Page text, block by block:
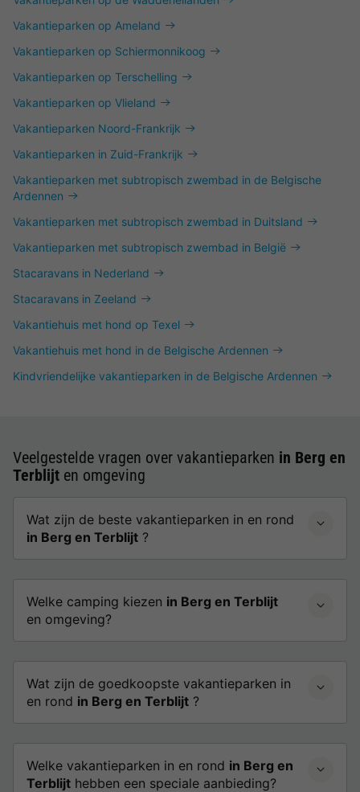
Vakantieparken op Ameland
Vakantieparken op Schiermonnikoog
Vakantieparken op Terschelling
Vakantieparken op Vlieland
Vakantieparken Noord-Frankrijk
Vakantieparken in Zuid-Frankrijk
Vakantieparken met subtropisch zwembad in de Belgische
Ardennen
Vakantieparken met subtropisch zwembad in Duitsland
Vakantieparken met subtropisch zwembad in België
Stacaravans in Nederland
Stacaravans in Zeeland
Vakantiehuis met hond op Texel
Vakantiehuis met hond in de Belgische Ardennen
Kindvriendelijke vakantieparken in de Belgische Ardennen
Veelgestelde vragen over vakantieparken in Berg en
Terblijt en omgeving
Wat zijn de beste vakantieparken in en rond
in Berg en Terblijt ?
Welke camping kiezen in Berg en Terblijt
en omgeving?
Wat zijn de goedkoopste vakantieparken in
en rond in Berg en Terblijt ?
Welke vakantieparken in en rond in Berg en
Terblijt hebben een speciale aanbieding?